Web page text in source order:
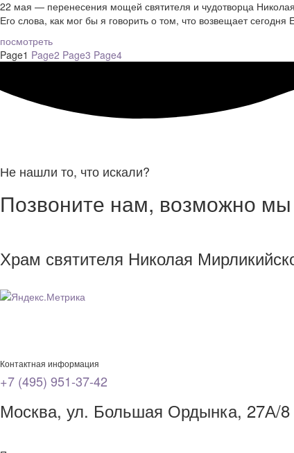
22 мая — перенесения мощей святителя и чудотворца
Его слова, как мог бы я говорить о том, что возвещает сегодня
посмотреть
Page1 Page2 Page3 Page4
Не нашли то, что искали?
Позвоните нам, возможно
Храм святителя Николая
Контактная информация
+7 (495) 951-37-42
Москва, ул. Большая Ордынка, 27А/8